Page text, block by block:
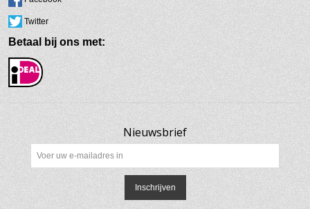
Twitter
Betaal bij ons met:
Nieuwsbrief
Inschrijven